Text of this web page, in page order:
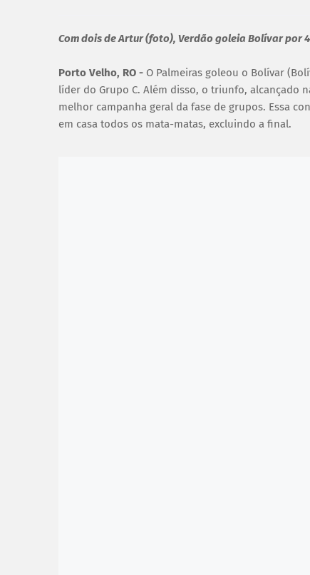
Com dois de Artur (foto), Verdão goleia Bolívar por
Porto Velho, RO - O Palmeiras goleou o Bolívar
líder do Grupo C. Além disso, o triunfo, alcançado
melhor campanha geral da fase de grupos. Essa
em casa todos os mata-matas, excluindo a final.